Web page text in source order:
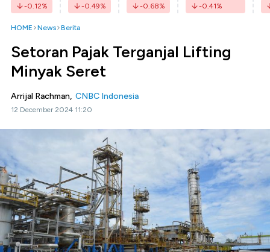
-0.12% -0.49% -0.68% -0.41%
HOME News Berita
Setoran Pajak Terganjal Lifting
Minyak Seret
Arrijal Rachman, CNBC Indonesia
12 December 2024 11:20